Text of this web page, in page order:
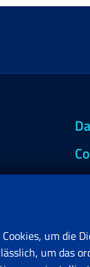
um die
um das